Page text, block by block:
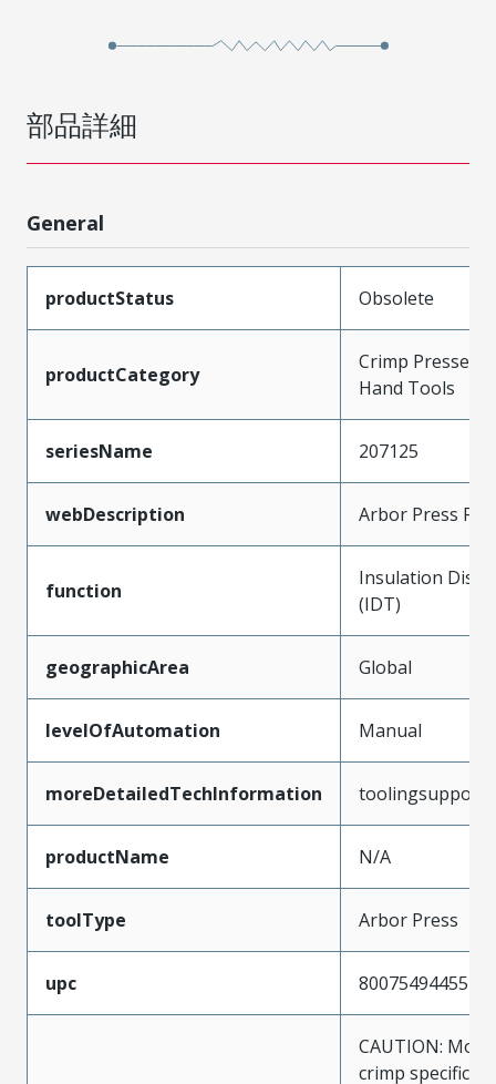
部品詳細
General
productStatus Obsolete
productCategory
Crimp Presses
Hand Tools
seriesName 207125
webDescription Arbor Press
function
Insulation
(IDT)
geographicArea Global
levelOfAutomation Manual
moreDetailedTechInformation
productName N/A
toolType Arbor Press
upc 800754944557
CAUTION:
crimp